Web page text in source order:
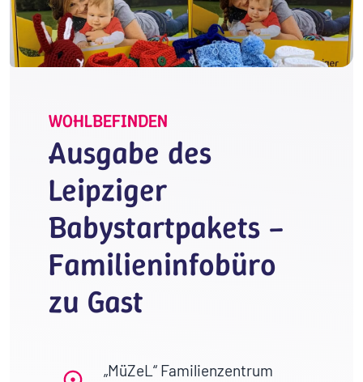
WOHLBEFINDEN
Ausgabe des
Leipziger
Babystartpakets –
Familieninfobüro
zu Gast
„MüZeL“ Familienzentrum